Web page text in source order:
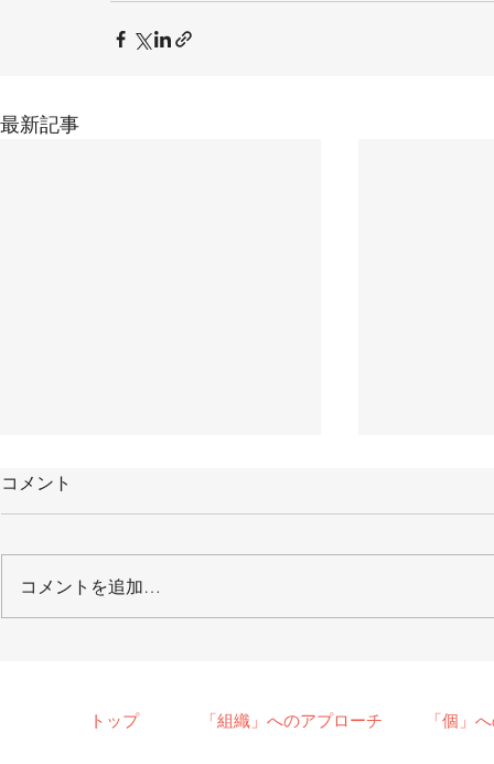
最新記事
コメント
コメントを追加…
「組織」へのアプローチ
トップ 「個」